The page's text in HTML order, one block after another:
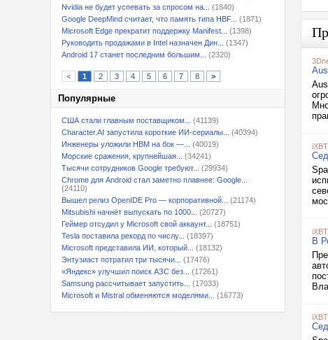
Nvidia не будет успевать за спросом на...
(1840)
Google DeepMind считает, что память типа HBF...
(1871)
Microsoft Edge прекратит поддержку Manifest...
(1398)
Руководить продажами в Intel назначен Дин...
(1347)
Android 17 станет последним большим...
(2320)
< 1 2 3 4 5 6 7 8 >
Популярные
США стали главным поставщиком...
(41139)
Character.AI запустила короткие ИИ-сериалы...
(40394)
Инженеры уложили HBM на бок —...
(40019)
Морские сражения, крупнейшая...
(34241)
Тысячи сотрудников Google требуют...
(29934)
Chrome для Android стал заметно плавнее: Google...
(24110)
Вышел релиз OpenIDE Pro — корпоративной...
(21174)
Mitsubishi начнёт выпускать по 1000...
(20727)
Геймер отсудил у Microsoft свой аккаунт...
(18751)
Tesla поставила рекорд по числу...
(18397)
Microsoft представила ИИ, который...
(18132)
Энтузиаст потратил три тысячи...
(17476)
«Яндекс» улучшил поиск АЗС без...
(17261)
Samsung рассчитывает запустить...
(17033)
Microsoft и Mistral обменяются моделями...
(16773)
iXBT
iXBT
В
iXBT